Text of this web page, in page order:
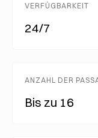
VERFÜGBARKEIT
24/7
ANZAHL DER
Bis zu 16